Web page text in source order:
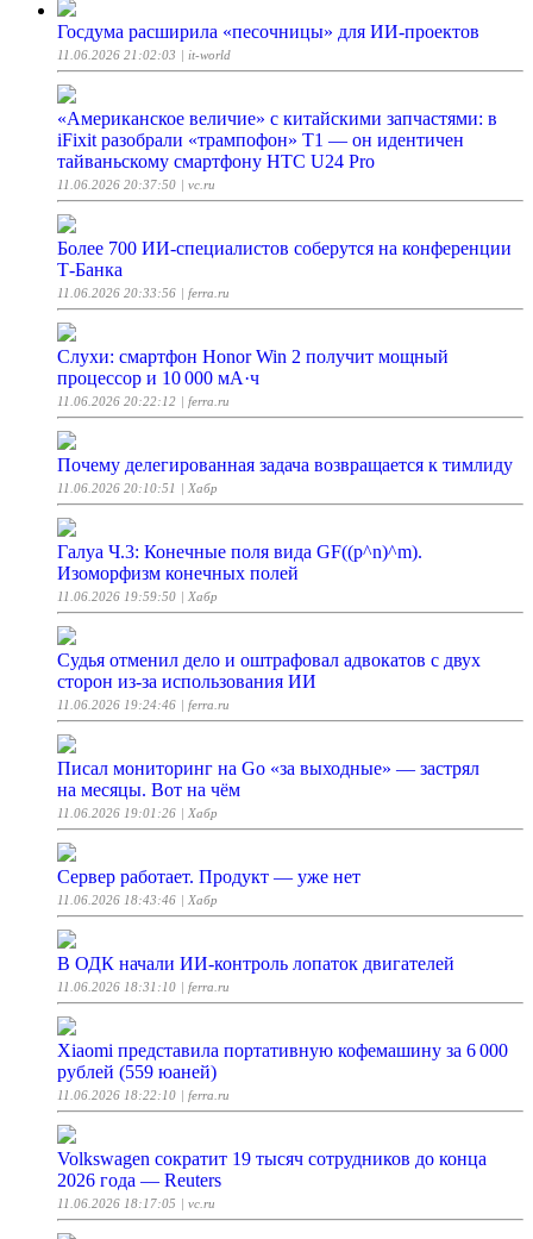
Госдума расширила «песочницы» для ИИ-проектов
11.06.2026 21:02:03 | it-world
«Американское величие» с китайскими запчастями: в
iFixit разобрали «трампофон» T1 — он идентичен
тайваньскому смартфону HTC U24 Pro
11.06.2026 20:37:50 | vc.ru
Более 700 ИИ-специалистов соберутся на конференции
Т-Банка
11.06.2026 20:33:56 | ferra.ru
Слухи: смартфон Honor Win 2 получит мощный
процессор и 10 000 мА·ч
11.06.2026 20:22:12 | ferra.ru
Почему делегированная задача возвращается к тимлиду
11.06.2026 20:10:51 | Хабр
Галуа Ч.3: Конечные поля вида GF((p^n)^m).
Изоморфизм конечных полей
11.06.2026 19:59:50 | Хабр
Судья отменил дело и оштрафовал адвокатов с двух
сторон из-за использования ИИ
11.06.2026 19:24:46 | ferra.ru
Писал мониторинг на Go «за выходные» — застрял
на месяцы. Вот на чём
11.06.2026 19:01:26 | Хабр
Сервер работает. Продукт — уже нет
11.06.2026 18:43:46 | Хабр
В ОДК начали ИИ-контроль лопаток двигателей
11.06.2026 18:31:10 | ferra.ru
Xiaomi представила портативную кофемашину за 6 000
рублей (559 юаней)
11.06.2026 18:22:10 | ferra.ru
Volkswagen сократит 19 тысяч сотрудников до конца
2026 года — Reuters
11.06.2026 18:17:05 | vc.ru